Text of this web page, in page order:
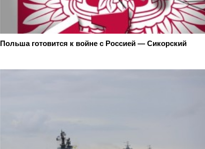
Польша готовится к войне с Россией — Сикорский